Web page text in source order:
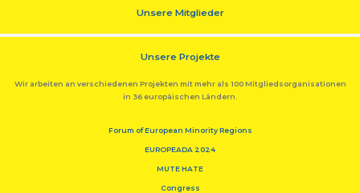
Unsere Mitglieder
Unsere Projekte
Wir arbeiten an verschiedenen Projekten mit mehr als 100 Mitgliedsorganisationen
in 36 europäischen Ländern.
Forum of European Minority Regions
EUROPEADA 2024
MUTE HATE
Congress